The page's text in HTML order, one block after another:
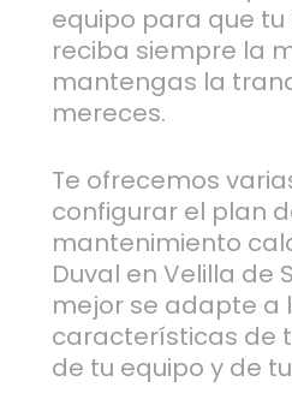
equipo para que
reciba siempre la
mantengas la
mereces.
Te ofrecemos
configurar el plan
mantenimiento
Duval en Velilla de
mejor se adapte a
características de
de tu equipo y de